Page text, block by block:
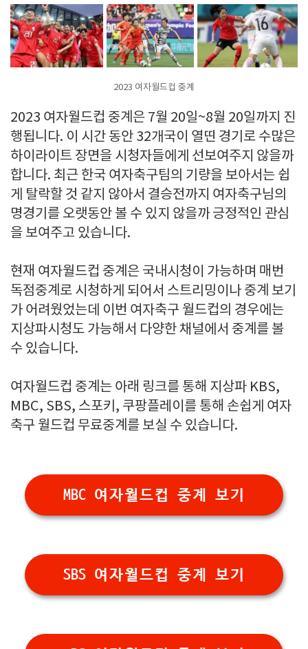
2023 여자월드컵 중계
2023 여자월드컵 중계은 7월 20일~8월 20일까지 진
행됩니다. 이 시간 동안 32개국이 열띤 경기로 수많은
하이라이트 장면을 시청자들에게 선보여주지 않을까
합니다. 최근 한국 여자축구팀의 기량을 보아서는 쉽
게 탈락할 것 같지 않아서 결승전까지 여자축구님의
명경기를 오랫동안 볼 수 있지 않을까 긍정적인 관심
을 보여주고 있습니다.
현재 여자월드컵 중계은 국내시청이 가능하며 매번
독점중계로 시청하게 되어서 스트리밍이나 중계 보기
가 어려웠었는데 이번 여자축구 월드컵의 경우에는
지상파시청도 가능해서 다양한 채널에서 중계를 볼
수 있습니다.
여자월드컵 중계는 아래 링크를 통해 지상파 KBS,
MBC, SBS, 스포키, 쿠팡플레이를 통해 손쉽게 여자
축구 월드컵 무료중계를 보실 수 있습니다.
MBC 여자월드컵 중계 보기
SBS 여자월드컵 중계 보기